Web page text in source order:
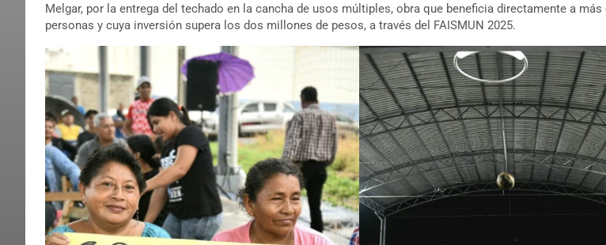
Melgar, por la entrega del techado en la cancha de usos múltiples, obra que beneficia directamente a más
personas y cuya inversión supera los dos millones de pesos, a través del FAISMUN 2025.